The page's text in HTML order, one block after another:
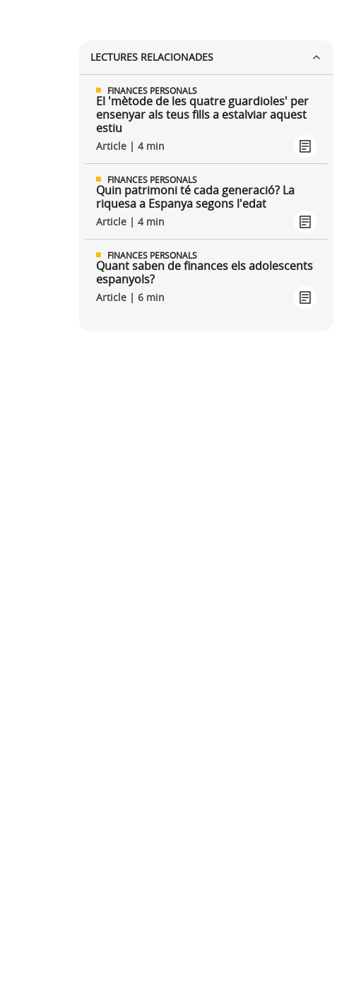
LECTURES RELACIONADES
FINANCES PERSONALS
El 'mètode de les quatre guardioles' per
ensenyar als teus fills a estalviar aquest
estiu
Article | 4 min
FINANCES PERSONALS
Quin patrimoni té cada generació? La
riquesa a Espanya segons l'edat
Article | 4 min
FINANCES PERSONALS
Quant saben de finances els adolescents
espanyols?
Article | 6 min